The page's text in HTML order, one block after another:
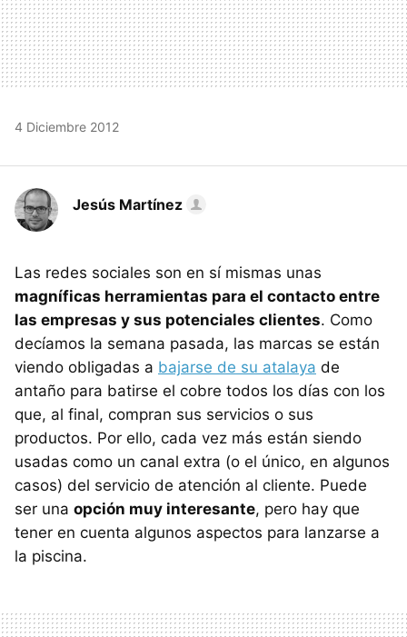
4 Diciembre 2012
Jesús Martínez
Las redes sociales son en sí mismas unas
magníficas herramientas para el contacto entre
las empresas y sus potenciales clientes. Como
decíamos la semana pasada, las marcas se están
viendo obligadas a bajarse de su atalaya de
antaño para batirse el cobre todos los días con los
que, al final, compran sus servicios o sus
productos. Por ello, cada vez más están siendo
usadas como un canal extra (o el único, en algunos
casos) del servicio de atención al cliente. Puede
ser una opción muy interesante, pero hay que
tener en cuenta algunos aspectos para lanzarse a
la piscina.